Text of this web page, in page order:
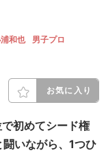
和也 男子プロ
お気に入り
初めてシード権
いながら、1つひ